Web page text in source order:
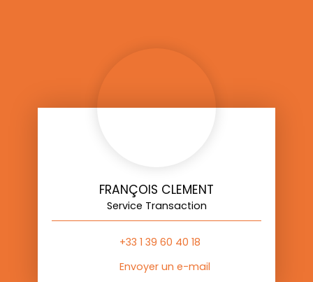
FRANÇOIS CLEMENT
Service Transaction
+33 1 39 60 40 18
Envoyer un e-mail